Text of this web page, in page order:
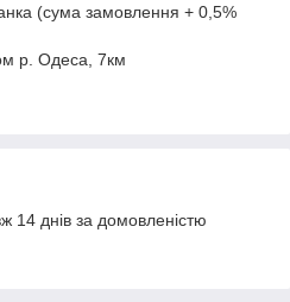
(сума замовлення + 0,5%
р. Одеса, 7км
14 днів за домовленістю